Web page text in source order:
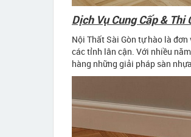
Dịch Vụ Cung Cấp &
Nội Thất Sài Gòn tự hào là
các tỉnh lân cận. Với nhiều
hàng những giải pháp sàn